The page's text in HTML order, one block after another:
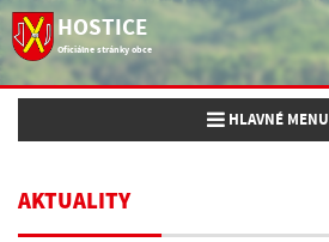
HOSTICE
Oficiálne stránky obce
Toggle navigation
HLAVNÉ MENU
AKTUALITY